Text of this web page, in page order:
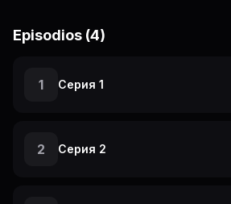
Episodios (4)
1 Серия 1
2 Серия 2